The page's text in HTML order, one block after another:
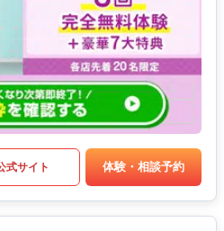
式サイト 体験・相談予約